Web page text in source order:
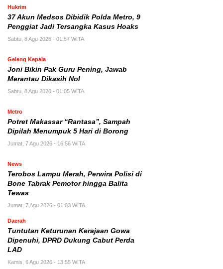
Hukrim
37 Akun Medsos Dibidik Polda Metro, 9
Penggiat Jadi Tersangka Kasus Hoaks
Sabtu, 8 Agu 2026 - 01:57 WITA
Geleng Kepala
Joni Bikin Pak Guru Pening, Jawab
Merantau Dikasih Nol
Sabtu, 8 Agu 2026 - 01:05 WITA
Metro
Potret Makassar “Rantasa”, Sampah
Dipilah Menumpuk 5 Hari di Borong
Jumat, 7 Agu 2026 - 16:56 WITA
News
Terobos Lampu Merah, Perwira Polisi di
Bone Tabrak Pemotor hingga Balita
Tewas
Jumat, 7 Agu 2026 - 01:03 WITA
Daerah
Tuntutan Keturunan Kerajaan Gowa
Dipenuhi, DPRD Dukung Cabut Perda
LAD
Kamis, 6 Agu 2026 - 13:55 WITA